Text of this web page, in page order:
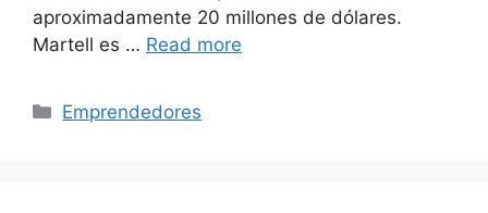
aproximadamente 20 millones de dólares.
Martell es … Read more
Categories
Emprendedores